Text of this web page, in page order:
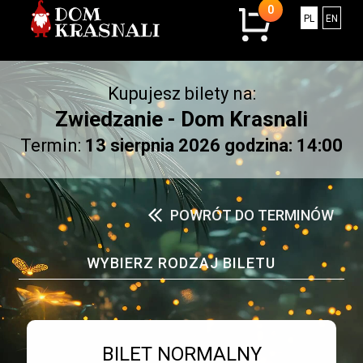
0
0
Łączna
kwota:
0.00
złotych
EN
PL Polski
Kupujesz bilety na:
Zwiedzanie - Dom Krasnali
Termin: 13 sierpnia 2026 godzina: 14:00
POWRÓT DO TERMINÓW
WYBIERZ RODZAJ BILETU
Bilet numer 1
Typ
BILET NORMALNY